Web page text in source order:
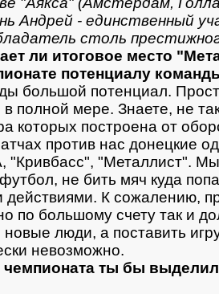
Андрей - единственный
столь
ли итоговое место
потенциалу
большой потенциал.
в полной мере. Знаете, не
которых построена от
против нас донецкие
"Кривбасс", "Металлист". Мы
не бить мяч куда
действиями. К сожалению,
по большому счету так и
люди, а поставить
невозможно.
чемпионата ты бы